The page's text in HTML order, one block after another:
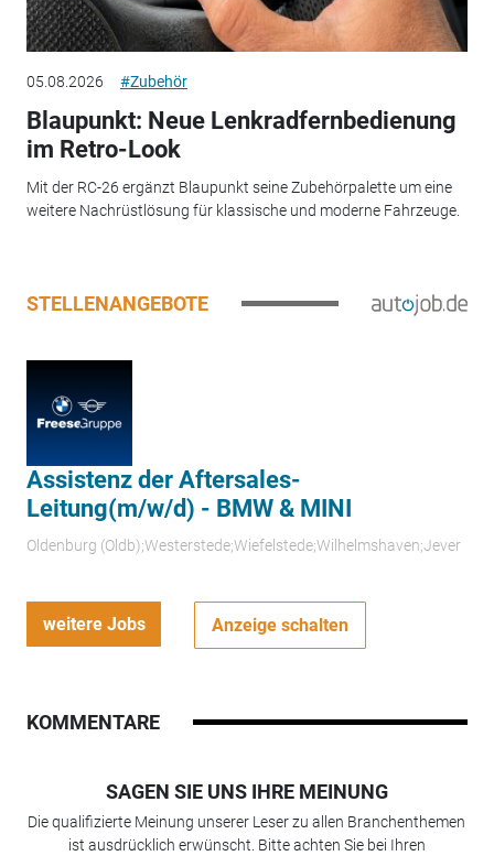
05.08.2026 #Zubehör
Blaupunkt: Neue Lenkradfernbedienung
im Retro-Look
Mit der RC-26 ergänzt Blaupunkt seine Zubehörpalette um eine
weitere Nachrüstlösung für klassische und moderne Fahrzeuge.
STELLENANGEBOTE
Assistenz der Aftersales-
Leitung(m/w/d) - BMW & MINI
Oldenburg (Oldb);Westerstede;Wiefelstede;Wilhelmshaven;Jever
weitere Jobs Anzeige schalten
KOMMENTARE
SAGEN SIE UNS IHRE MEINUNG
Die qualifizierte Meinung unserer Leser zu allen Branchenthemen
ist ausdrücklich erwünscht. Bitte achten Sie bei Ihren